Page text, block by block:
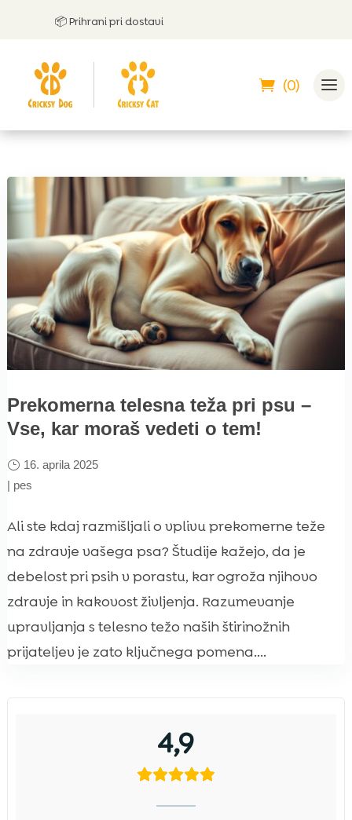
📦 Prihrani pri dostavi
(0)
Prekomerna telesna teža pri psu –
Vse, kar moraš vedeti o tem!
16. aprila 2025
| pes
Ali ste kdaj razmišljali o vplivu prekomerne teže
na zdravje vašega psa? Študije kažejo, da je
debelost pri psih v porastu, kar ogroža njihovo
zdravje in kakovost življenja. Razumevanje
upravljanja s telesno težo naših štirinožnih
prijateljev je zato ključnega pomena....
4,9